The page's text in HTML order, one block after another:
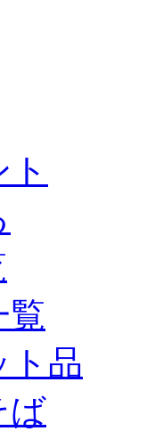
覧
ト品
ば